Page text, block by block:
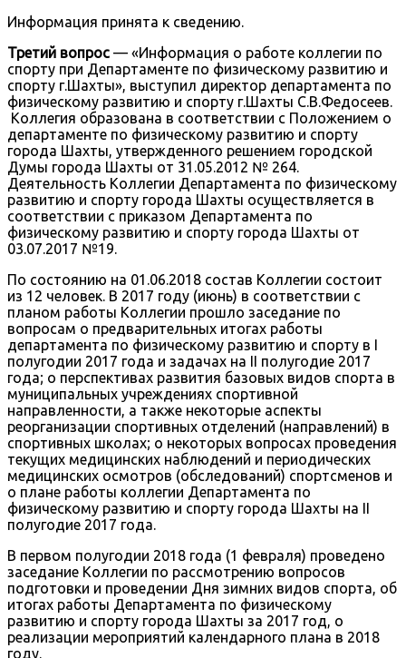
Информация принята к сведению.
Третий вопрос — «Информация о работе коллегии по
спорту при Департаменте по физическому развитию и
спорту г.Шахты», выступил директор департамента по
физическому развитию и спорту г.Шахты С.В.Федосеев.
Коллегия образована в соответствии с Положением о
департаменте по физическому развитию и спорту
города Шахты, утвержденного решением городской
Думы города Шахты от 31.05.2012 № 264.
Деятельность Коллегии Департамента по физическому
развитию и спорту города Шахты осуществляется в
соответствии с приказом Департамента по
физическому развитию и спорту города Шахты от
03.07.2017 №19.
По состоянию на 01.06.2018 состав Коллегии состоит
из 12 человек. В 2017 году (июнь) в соответствии с
планом работы Коллегии прошло заседание по
вопросам о предварительных итогах работы
департамента по физическому развитию и спорту в I
полугодии 2017 года и задачах на II полугодие 2017
года; о перспективах развития базовых видов спорта в
муниципальных учреждениях спортивной
направленности, а также некоторые аспекты
реорганизации спортивных отделений (направлений) в
спортивных школах; о некоторых вопросах проведения
текущих медицинских наблюдений и периодических
медицинских осмотров (обследований) спортсменов и
о плане работы коллегии Департамента по
физическому развитию и спорту города Шахты на II
полугодие 2017 года.
В первом полугодии 2018 года (1 февраля) проведено
заседание Коллегии по рассмотрению вопросов
подготовки и проведении Дня зимних видов спорта, об
итогах работы Департамента по физическому
развитию и спорту города Шахты за 2017 год, о
реализации мероприятий календарного плана в 2018
году.